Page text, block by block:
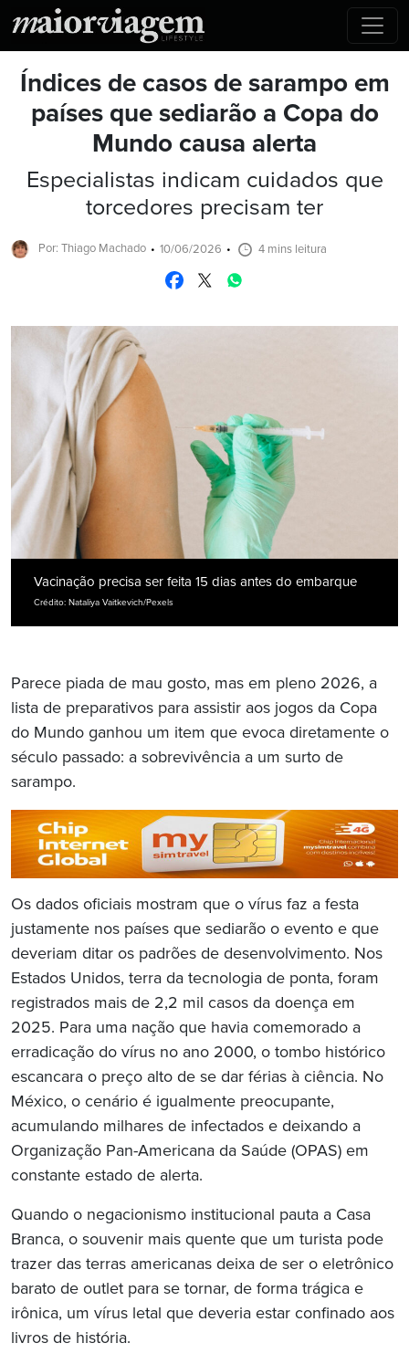
Índices de casos de sarampo em
países que sediarão a Copa do
Mundo causa alerta
Especialistas indicam cuidados que
torcedores precisam ter
Por: Thiago Machado 10/06/2026 4 mins leitura
Vacinação precisa ser feita 15 dias antes do embarque
Crédito: Nataliya Vaitkevich/Pexels
Parece piada de mau gosto, mas em pleno 2026, a
lista de preparativos para assistir aos jogos da Copa
do Mundo ganhou um item que evoca diretamente o
século passado: a sobrevivência a um surto de
sarampo.
Os dados oficiais mostram que o vírus faz a festa
justamente nos países que sediarão o evento e que
deveriam ditar os padrões de desenvolvimento. Nos
Estados Unidos, terra da tecnologia de ponta, foram
registrados mais de 2,2 mil casos da doença em
2025. Para uma nação que havia comemorado a
erradicação do vírus no ano 2000, o tombo histórico
escancara o preço alto de se dar férias à ciência. No
México, o cenário é igualmente preocupante,
acumulando milhares de infectados e deixando a
Organização Pan-Americana da Saúde (OPAS) em
constante estado de alerta.
Quando o negacionismo institucional pauta a Casa
Branca, o souvenir mais quente que um turista pode
trazer das terras americanas deixa de ser o eletrônico
barato de outlet para se tornar, de forma trágica e
irônica, um vírus letal que deveria estar confinado aos
livros de história.